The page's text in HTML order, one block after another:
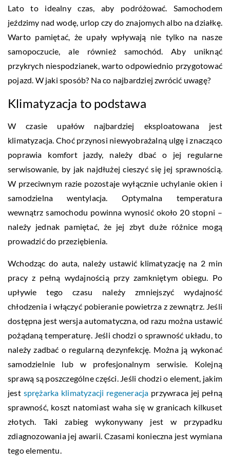
Lato to idealny czas, aby podróżować. Samochodem
jeździmy nad wodę, urlop czy do znajomych albo na działkę.
Warto pamiętać, że upały wpływają nie tylko na nasze
samopoczucie, ale również samochód. Aby uniknąć
przykrych niespodzianek, warto odpowiednio przygotować
pojazd. W jaki sposób? Na co najbardziej zwrócić uwagę?
Klimatyzacja to podstawa
W czasie upałów najbardziej eksploatowana jest
klimatyzacja. Choć przynosi niewyobrażalną ulgę i znacząco
poprawia komfort jazdy, należy dbać o jej regularne
serwisowanie, by jak najdłużej cieszyć się jej sprawnością.
W przeciwnym razie pozostaje wyłącznie uchylanie okien i
samodzielna wentylacja. Optymalna temperatura
wewnątrz samochodu powinna wynosić około 20 stopni –
należy jednak pamiętać, że jej zbyt duże różnice mogą
prowadzić do przeziębienia.
Wchodząc do auta, należy ustawić klimatyzację na 2 min
pracy z pełną wydajnością przy zamkniętym obiegu. Po
upływie tego czasu należy zmniejszyć wydajność
chłodzenia i włączyć pobieranie powietrza z zewnątrz. Jeśli
dostępna jest wersja automatyczna, od razu można ustawić
pożądaną temperaturę. Jeśli chodzi o sprawność układu, to
należy zadbać o regularną dezynfekcję. Można ją wykonać
samodzielnie lub w profesjonalnym serwisie. Kolejną
sprawą są poszczególne części. Jeśli chodzi o element, jakim
jest sprężarka klimatyzacji regeneracja przywraca jej pełną
sprawność, koszt natomiast waha się w granicach kilkuset
złotych. Taki zabieg wykonywany jest w przypadku
zdiagnozowania jej awarii. Czasami konieczna jest wymiana
tego elementu.